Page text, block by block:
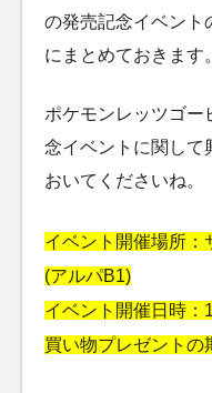
の発売記念イベント
にまとめておきます。
ポケモンレッツゴー
念イベントに関して
おいてくださいね。
イベント開催場所：
(アルパB1)
イベント開催日時：
買い物プレゼントの